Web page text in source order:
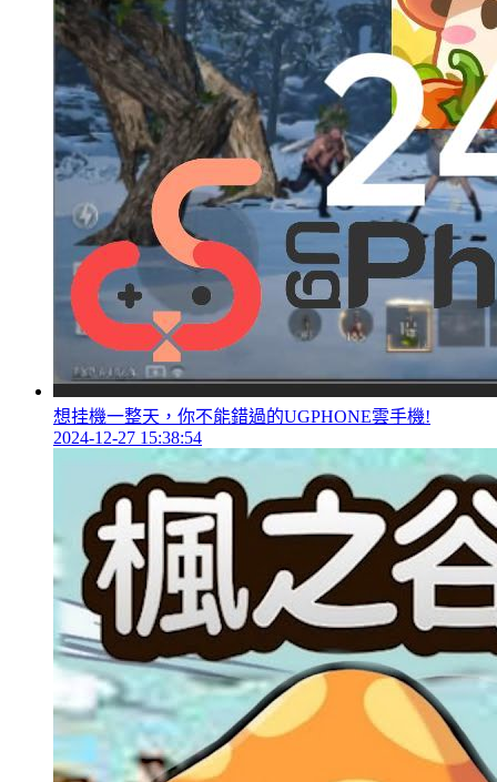
想挂機一整天，你不能錯過的UGPHONE雲手機!
2024-12-27 15:38:54